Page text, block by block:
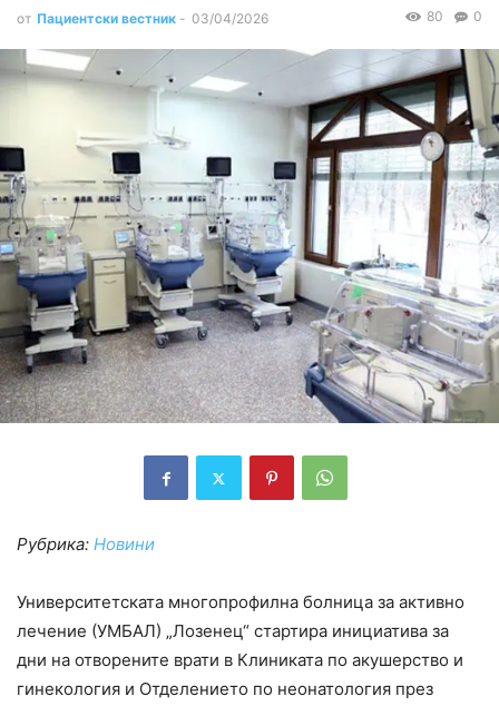
от Пациентски вестник - 03/04/2026 0
80
Рубрика: Новини
Университетската многопрофилна болница за активно
лечение (УМБАЛ) „Лозенец“ стартира инициатива за
дни на отворените врати в Клиниката по акушерство и
гинекология и Отделението по неонатология през